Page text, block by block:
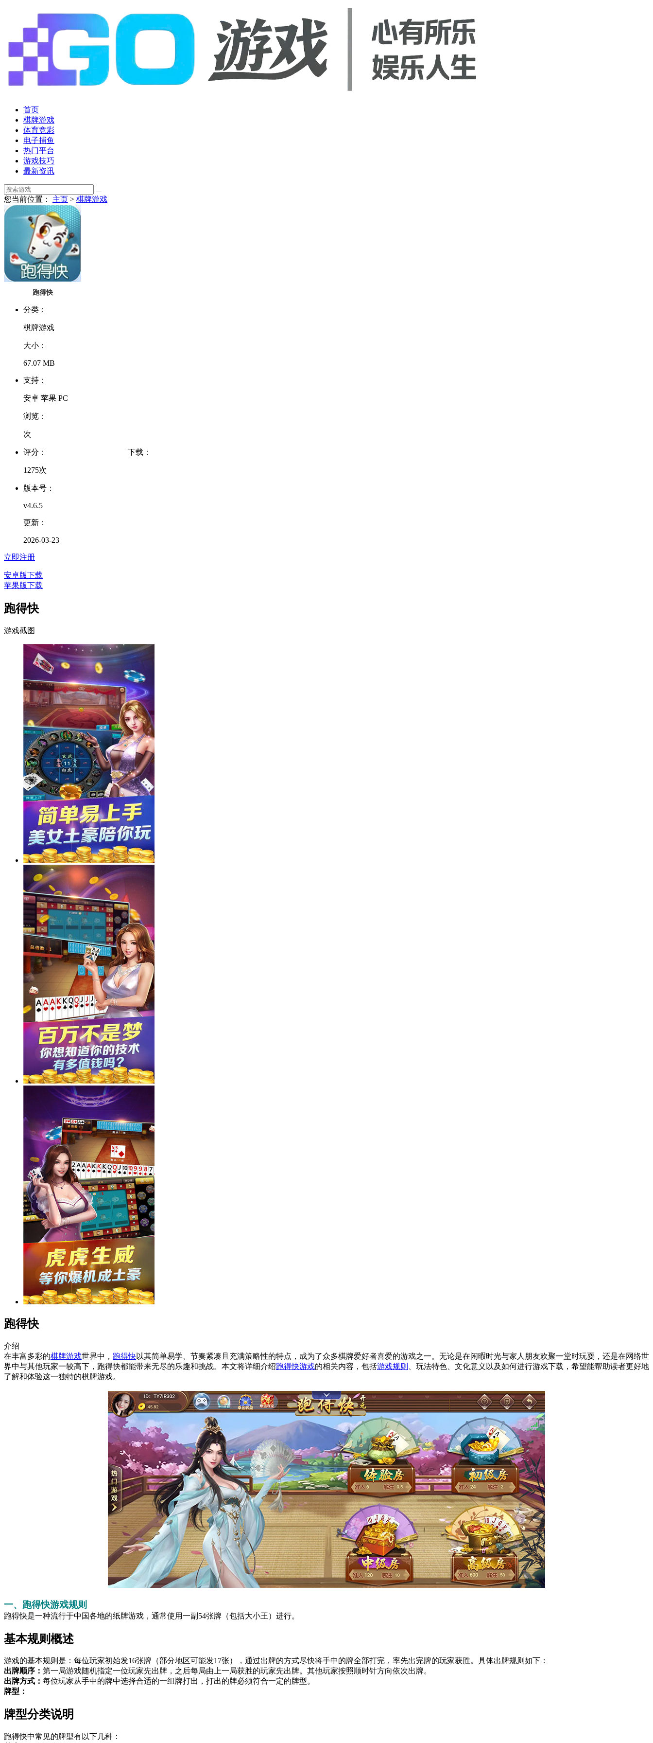
首页
棋牌游戏
体育竞彩
电子捕鱼
热门平台
游戏技巧
最新资讯
您当前位置： 主页 > 棋牌游戏
跑得快
分类：
棋牌游戏
大小：
67.07 MB
支持：
安卓 苹果 PC
浏览：
次
评分： 下载：
1275次
版本号：
v4.6.5
更新：
2026-03-23
立即注册
安卓版下载
苹果版下载
跑得快
游戏截图
跑得快
介绍
在丰富多彩的棋牌游戏世界中， 跑得快以其简单易学、节奏紧凑且充满策略性的特点，成为了众多棋牌爱好者喜爱的游戏之一。无论是在闲暇时光与家人朋友欢聚一堂时玩耍，还是在网络世
界中与其他玩家一较高下，跑得快都能带来无尽的乐趣和挑战。本文将详细介绍跑得快游戏的相关内容，包括游戏规则
、玩法特色、文化意义以及如何进行游戏下载，希望能帮助读者更好地
了解和体验这一独特的棋牌游戏。
一、跑得快游戏规则
跑得快是一种流行于中国各地的纸牌游戏，通常使用一副54张牌（包括大小王）进行。
基本规则概述
游戏的基本规则是：每位玩家初始发16张牌（部分地区可能发17张），通过出牌的方式尽快将手中的牌全部打完，率先出完牌的玩家获胜。具体出牌规则如下：
​出牌顺序： 第一局游戏随机指定一位玩家先出牌，之后每局由上一局获胜的玩家先出牌。其他玩家按照顺时针方向依次出牌。
出牌方式： 每位玩家从手中的牌中选择合适的一组牌打出，打出的牌必须符合一定的牌型。
​牌型：
牌型分类说明
跑得快中常见的牌型有以下几种：